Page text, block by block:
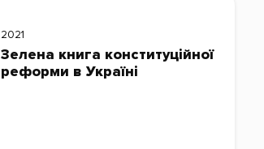
2021
Зелена книга конституційної
реформи в Україні